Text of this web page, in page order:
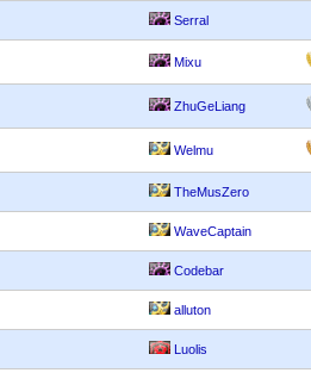
Serral
Mixu
ZhuGeLiang
Welmu
TheMusZero
WaveCaptain
Codebar
alluton
Luolis